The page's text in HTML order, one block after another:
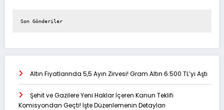
Son Gönderiler
Altın Fiyatlarında 5,5 Ayın Zirvesi! Gram Altın 6.500 TL’yi Aştı
Şehit ve Gazilere Yeni Haklar İçeren Kanun Teklifi
Komisyondan Geçti! İşte Düzenlemenin Detayları